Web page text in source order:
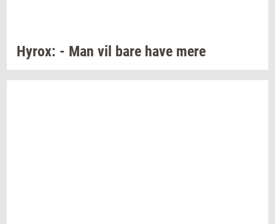
Hyrox: - Man vil bare have mere